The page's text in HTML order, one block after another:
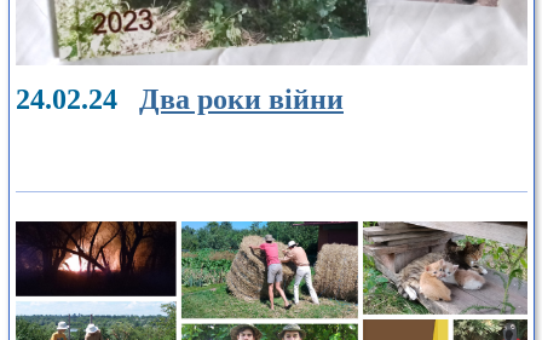
24.02.24 Два роки війни